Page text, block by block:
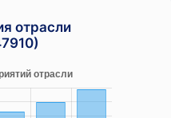
отрасли